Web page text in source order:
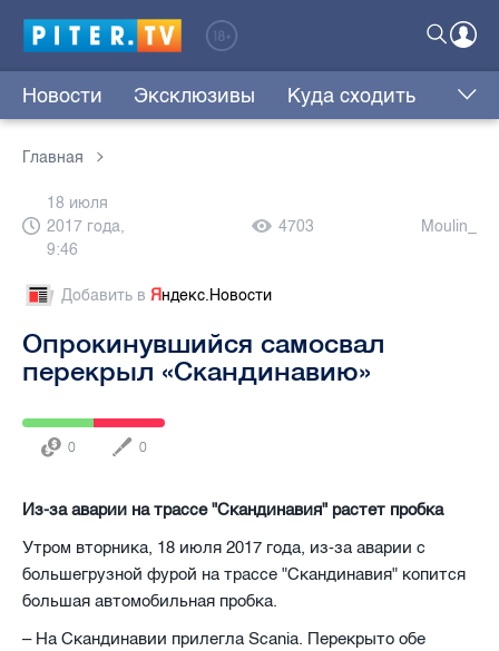
Новости Эксклюзивы Куда сходить
Главная
18 июля
2017 года,
9:46
4703 Moulin_
Добавить в Яндекс.Новости
Опрокинувшийся самосвал
перекрыл «Скандинавию»
0 0
Из-за аварии на трассе "Скандинавия" растет пробка
Утром вторника, 18 июля 2017 года, из-за аварии с
большегрузной фурой на трассе "Скандинавия" копится
большая автомобильная пробка.
– На Скандинавии прилегла Scania. Перекрыто обе